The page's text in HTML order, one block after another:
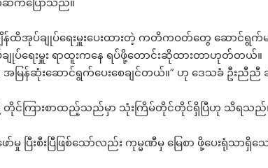
န်ထိအုပ်ချုပ်ရေးမှူးပေးထားတဲ့ ကတိကဝတ်တွေ ဆောင်ရွက်မ
ပ်ရေးမှူး ရာထူးကနေ ရပ်ဖို့တောင်းဆိုထားတာဟုတ်တယ်။
အမြန်ဆုံးဆောင်ရွက်ပေးစေချင်တယ်။” ဟု ဒေသခံ ဦးညီ
တိုင်ကြားစာထည့်သည်မှာ သုံးကြိမ်တိုင်တိုင်ရှိပြီဟု သိရသည်
ြီးစီးပြီဖြစ်သော်လည်း ကုမ္မဏီမှ မြေစာ ဖို့ပေးရုံသာရှိသေ